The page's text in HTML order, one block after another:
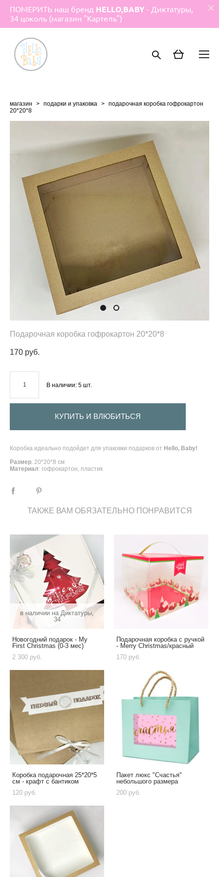
ПОМЕРИТЬ наш бренд HELLO,BABY - Диктатуры,
34 цоколь (магазин "Картель")
магазин > подарки и упаковка > подарочная коробка гофрокартон
20*20*8
Подарочная коробка гофрокартон 20*20*8
170 pуб.
В наличии: 5 шт.
КУПИТЬ И ВЛЮБИТЬСЯ
Коробка идеально подойдет для упаковки подарков от Hello, Baby!
Размер: 20*20*8 см
Материал: гофрокартон, пластик
ТАКЖЕ ВАМ ОБЯЗАТЕЛЬНО ПОНРАВИТСЯ
в наличии на Диктатуры,
34
Новогодний подарок - My
First Christmas (0-3 мес)
2 300 pуб.
Подарочная коробка с ручкой
- Merry Christmas/красный
170 pуб.
Коробка подарочная 25*20*5
см - крафт с бантиком
120 pуб.
Пакет люкс "Счастья"
небольшого размера
200 pуб.